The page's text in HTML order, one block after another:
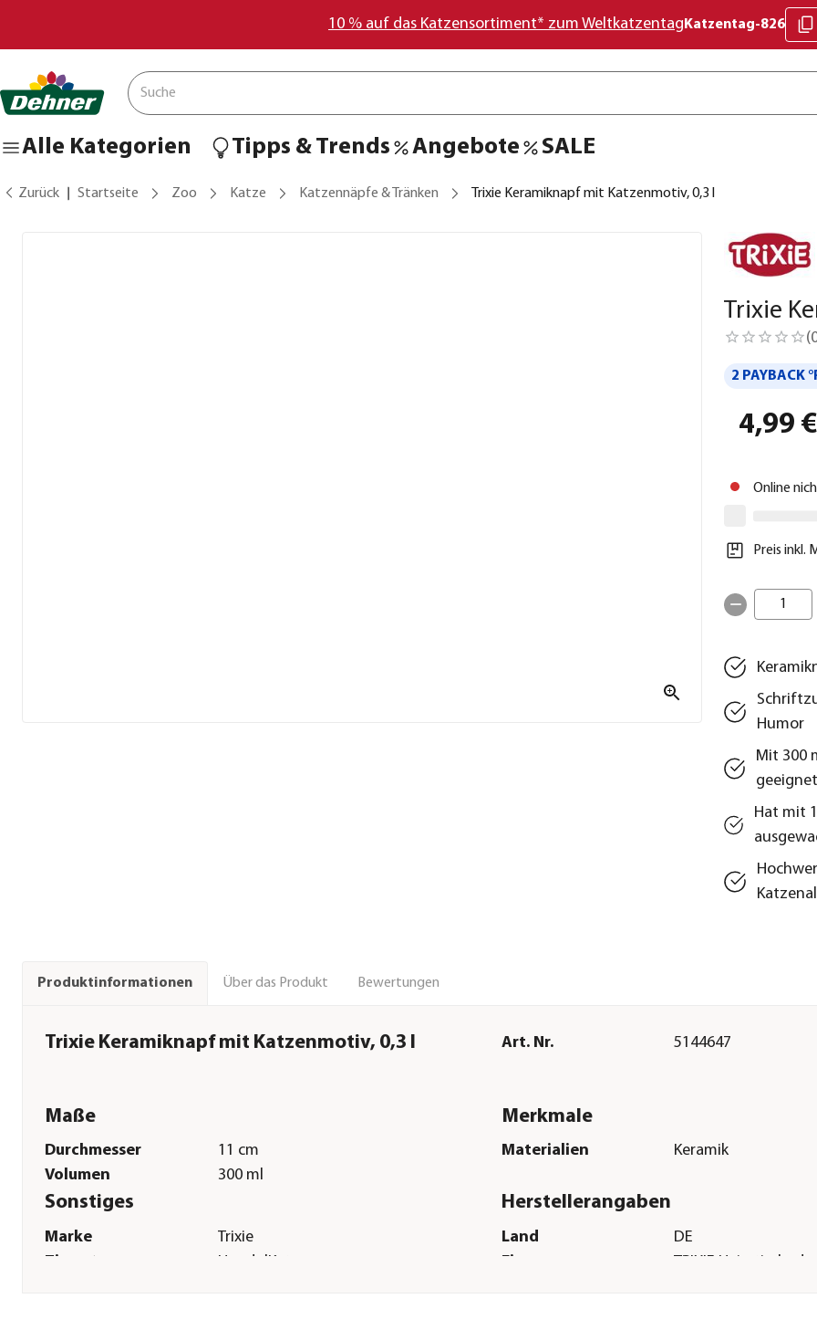
10 % auf das Katzensortiment* zum Weltkatzentag Katzentag-826
Alle Kategorien Tipps & Trends Angebote SALE
Zurück Startseite Zoo Katze Katzennäpfe & Tränken Trixie Keramiknapf mit Katzenmotiv, 0,3 l
Trixie
(
2 PAYBACK
4,99 €
Online
Preis inkl.
1
Humor
Mit 300
geeignet
Hat mit
Produktinformationen Über das Produkt Bewertungen
Trixie Keramiknapf mit Katzenmotiv, 0,3 l Art. Nr. 5144647
Maße
Durchmesser
11 cm
Volumen
300 ml
Merkmale
Materialien Keramik
Sonstiges
Marke
Trixie
Tierart
Hunde|Katzen
Herstellerangaben
Land
DE
Firma
TRIXIE